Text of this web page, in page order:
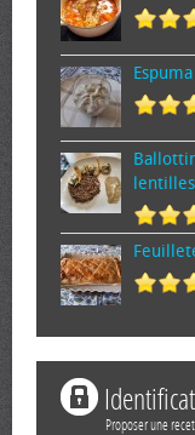
Proposer une